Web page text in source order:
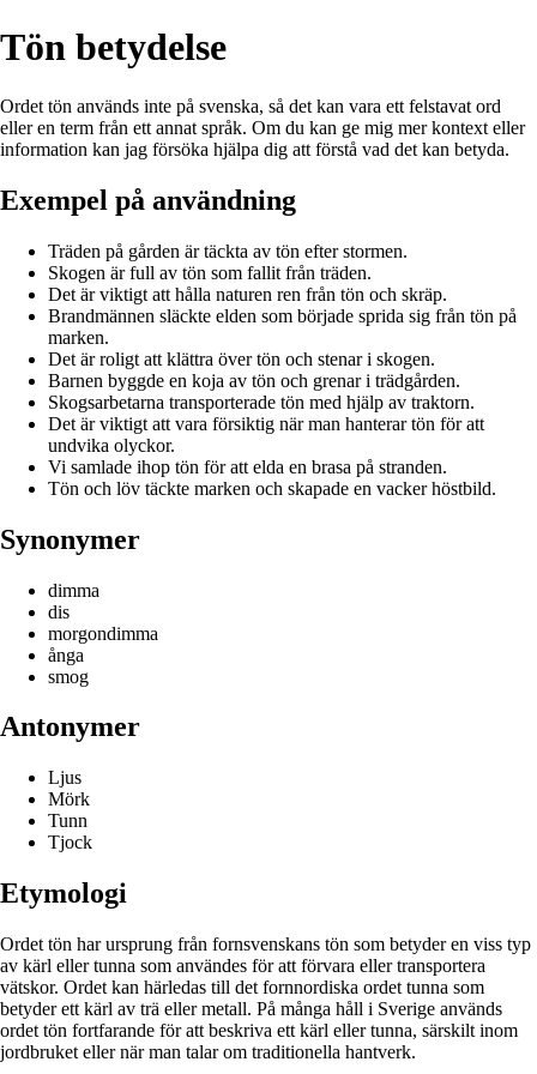
Tön betydelse
Ordet tön används inte på svenska, så det kan vara ett felstavat ord
eller en term från ett annat språk. Om du kan ge mig mer kontext eller
information kan jag försöka hjälpa dig att förstå vad det kan betyda.
Exempel på användning
Träden på gården är täckta av tön efter stormen.
Skogen är full av tön som fallit från träden.
Det är viktigt att hålla naturen ren från tön och skräp.
Brandmännen släckte elden som började sprida sig från tön på
marken.
Det är roligt att klättra över tön och stenar i skogen.
Barnen byggde en koja av tön och grenar i trädgården.
Skogsarbetarna transporterade tön med hjälp av traktorn.
Det är viktigt att vara försiktig när man hanterar tön för att
undvika olyckor.
Vi samlade ihop tön för att elda en brasa på stranden.
Tön och löv täckte marken och skapade en vacker höstbild.
Synonymer
dimma
dis
morgondimma
ånga
smog
Antonymer
Ljus
Mörk
Tunn
Tjock
Etymologi
Ordet tön har ursprung från fornsvenskans tön som betyder en viss typ
av kärl eller tunna som användes för att förvara eller transportera
vätskor. Ordet kan härledas till det fornnordiska ordet tunna som
betyder ett kärl av trä eller metall. På många håll i Sverige används
ordet tön fortfarande för att beskriva ett kärl eller tunna, särskilt inom
jordbruket eller när man talar om traditionella hantverk.